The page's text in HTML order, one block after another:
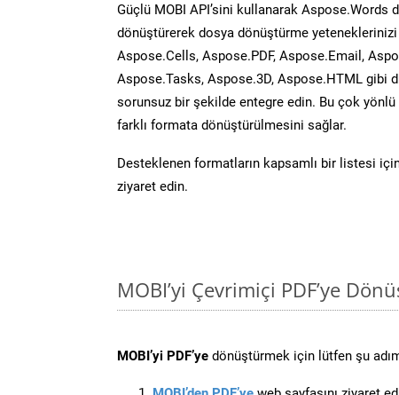
Güçlü MOBI API’sini kullanarak Aspose.Words
dönüştürerek dosya dönüştürme yeteneklerinizi
Aspose.Cells, Aspose.PDF, Aspose.Email,
Aspose.Tasks, Aspose.3D, Aspose.HTML gibi
sorunsuz bir şekilde entegre edin. Bu çok yönlü
farklı formata dönüştürülmesini sağlar.
Desteklenen formatların kapsamlı bir listesi
ziyaret edin.
MOBI’yi Çevrimiçi PDF’ye
MOBI’yi PDF’ye dönüştürmek için lütfen şu